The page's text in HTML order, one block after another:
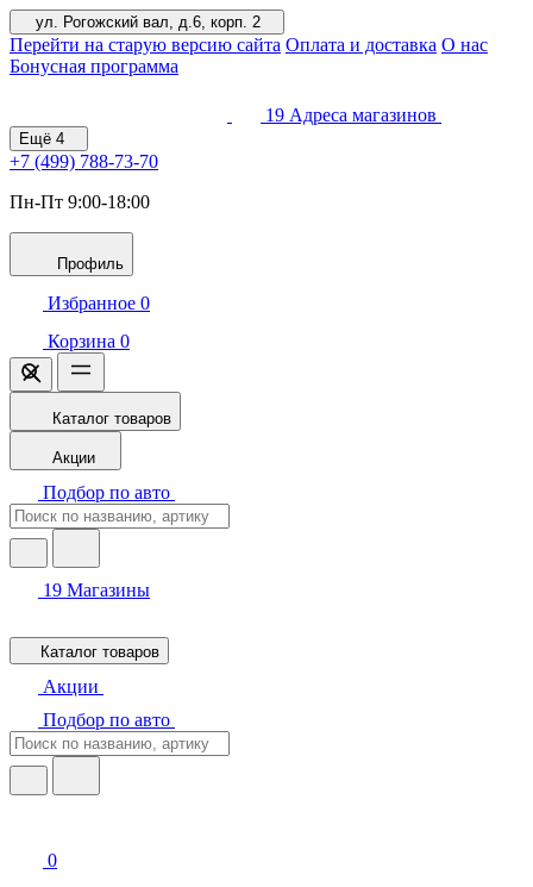
ул. Рогожский вал, д.6, корп. 2
Перейти на старую версию сайта Оплата и доставка О нас
Бонусная программа
19 Адреса магазинов
Ещё 4
+7 (499) 788-73-70
Пн-Пт 9:00-18:00
Профиль
Избранное 0
Корзина 0
Каталог товаров
Акции
Подбор по авто
19 Магазины
Каталог товаров
Акции
Подбор по авто
0